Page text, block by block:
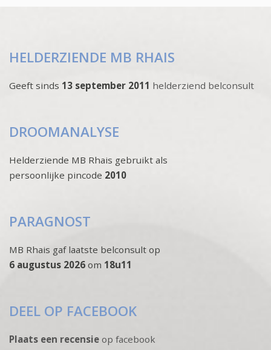
HELDERZIENDE MB RHAIS
Geeft sinds 13 september 2011 helderziend belconsult
DROOMANALYSE
Helderziende MB Rhais gebruikt als
persoonlijke pincode 2010
PARAGNOST
MB Rhais gaf laatste belconsult op
6 augustus 2026 om 18u11
DEEL OP FACEBOOK
Plaats een recensie op facebook